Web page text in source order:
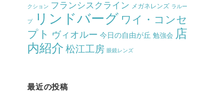
クション フランシスクライン メガネレンズ ラルー
プ リンドバーグ ワイ・コンセ
プト ヴィオルー 今日の自由が丘 勉強会 店
内紹介 松江工房 眼鏡レンズ
最近の投稿